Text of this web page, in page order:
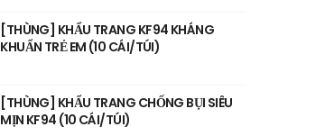
[THÙNG] KHẨU TRANG KF94 KHÁNG
KHUẨN TRẺ EM (10 CÁI/TÚI)
[THÙNG] KHẨU TRANG CHỐNG BỤI SIÊU
MỊN KF94 (10 CÁI/TÚI)